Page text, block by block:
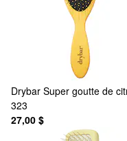
Drybar Super goutte de
323
27,00 $